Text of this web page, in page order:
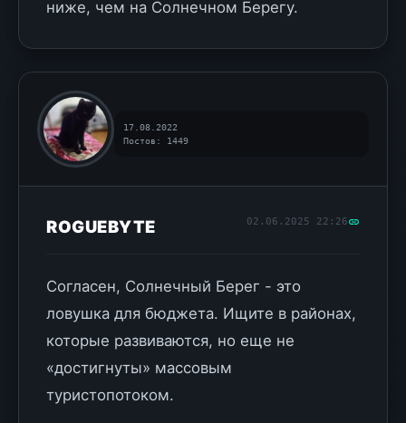
ниже, чем на Солнечном Берегу.
17.08.2022
Постов: 1449
ROGUEBYTE 02.06.2025 22:26
Согласен, Солнечный Берег - это
ловушка для бюджета. Ищите в районах,
которые развиваются, но еще не
«достигнуты» массовым
туристопотоком.